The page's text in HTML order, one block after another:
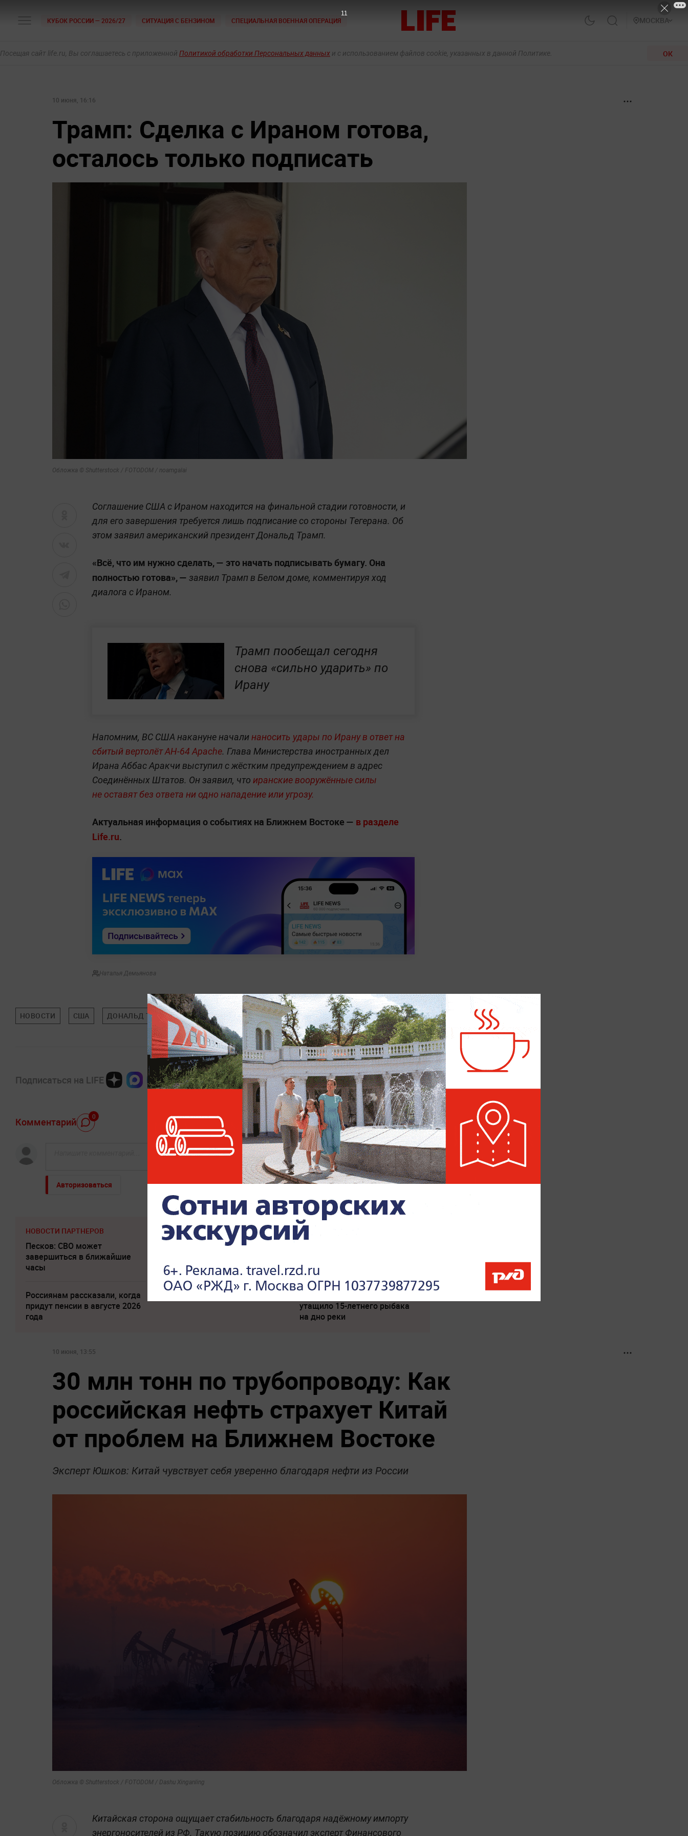
КУБОК РОССИИ — 2026/27 СИТУАЦИЯ С БЕНЗИНОМ СПЕЦИАЛЬНАЯ ВОЕННАЯ ОПЕРАЦИЯ МОСКВА
Посещая сайт life.ru, Вы соглашаетесь с приложенной Политикой обработки Персональных данных и с использованием файлов cookie, указанных в данной Политике. ОК
10 июня, 16:16
Трамп: Сделка с Ираном готова,
осталось только подписать
Обложка © Shutterstock / FOTODOM / noamgalai
Соглашение США с Ираном находится на финальной стадии готовности, и
для его завершения требуется лишь подписание со стороны Тегерана. Об
этом заявил американский президент Дональд Трамп.
«Всё, что им нужно сделать, — это начать подписывать бумагу. Она
полностью готова», — заявил Трамп в Белом доме, комментируя ход
диалога с Ираном.
Трамп пообещал сегодня
снова «сильно ударить» по
Ирану
Напомним, ВС США накануне началинаносить удары по Ирану в ответ на
сбитый вертолёт AH-64 Apache. Глава Министерства иностранных дел
Ирана Аббас Аракчи выступил с жёстким предупреждением в адрес
Соединённых Штатов. Он заявил, что иранские вооружённые силы
не оставят без ответа ни одно нападение или угрозу.
Актуальная информация о событиях на Ближнем Востоке — в разделе
Life.ru.
Наталья Демьянова
НОВОСТИ США ДОНАЛЬД ТРАМП ИРАН ВОЙНА НА БЛИЖНЕМ ВОСТОКЕ МИРОВАЯ ПОЛИТИКА ПОЛИТИКА
Подписаться на LIFE
Комментарий 0
Авторизоваться
НОВОСТИ ПАРТНЕРОВ
Песков: СВО может
завершиться в ближайшие
часы
Пенсионерам с выплатами
праве на доплаты
Россиянам рассказали, когда
придут пенсии в августе 2026
года
Погиб Александр Ермаков
утащило 15-летнего рыбака
на дно реки
10 июня, 13:55
30 млн тонн по трубопроводу: Как
российская нефть страхует Китай
от проблем на Ближнем Востоке
Эксперт Юшков: Китай чувствует себя уверенно благодаря нефти из России
Обложка © Shutterstock / FOTODOM / Dashu Xinganling
Китайская сторона ощущает стабильность благодаря надёжному импорту
энергоносителей из РФ. Такую позицию обозначил эксперт Финансового
10